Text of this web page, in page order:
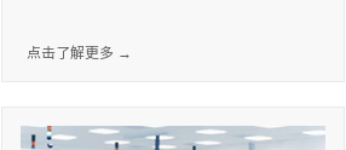
点击了解更多 →